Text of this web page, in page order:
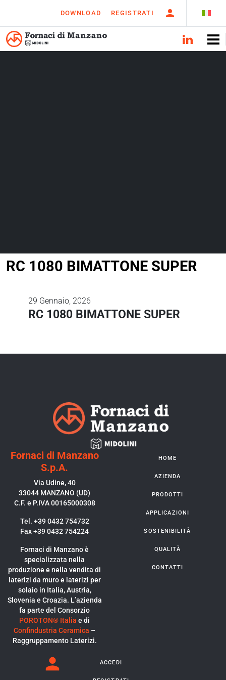
DOWNLOAD REGISTRATI
RC 1080 BIMATTONE SUPER
29 Gennaio, 2026
RC 1080 BIMATTONE SUPER
Fornaci di Manzano
S.p.A.
Via Udine, 40
33044 MANZANO (UD)
C.F. e P.IVA 00165000308
Tel. +39 0432 754732
Fax +39 0432 754224
Fornaci di Manzano è
specializzata nella
produzione e nella vendita di
laterizi da muro e laterizi per
solaio in Italia, Austria,
Slovenia e Croazia. L’azienda
fa parte del Consorzio
POROTON® Italia e di
Confindustria Ceramica –
Raggruppamento Laterizi.
HOME
AZIENDA
PRODOTTI
APPLICAZIONI
SOSTENIBILITÀ
QUALITÀ
CONTATTI
ACCEDI